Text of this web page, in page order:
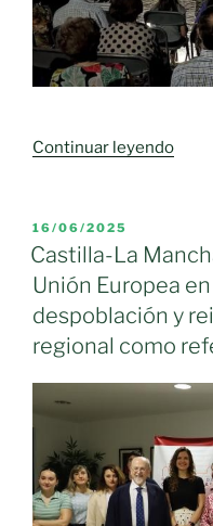
Continuar leyendo«Un
en
la
calle»
PUBLICADO
EL
16/06/2025
Castilla-La
Unión Europea
despoblación y
regional como